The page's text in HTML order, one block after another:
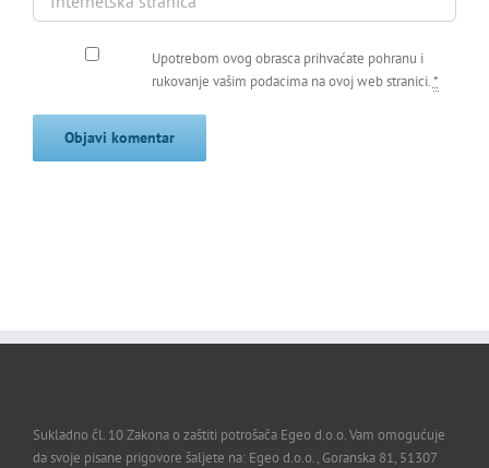
Upotrebom ovog obrasca prihvaćate pohranu i
rukovanje vašim podacima na ovoj web stranici.*
Sukladno čl. 10 Zakona o zaštiti potrošača Egeo d.o.o. Vam omogućuje
da svoje pisane prigovore šaljete na: Egeo d.o.o., Goranska 81, 51307